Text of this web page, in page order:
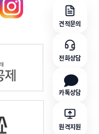
견적문의
전화상담
카톡상담
원격지원